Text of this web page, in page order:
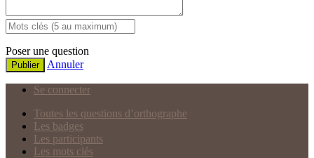
Poser une question
Publier Annuler
Se connecter
Toutes les questions d’orthographe
Les badges
Les participants
Les mots clés